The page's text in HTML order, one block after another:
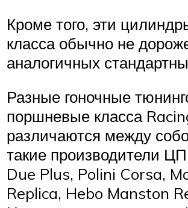
Кроме того, эти
класса обычно не
аналогичных
Разные гоночные
поршневые класса
различаются между
такие производители
Due Plus, Polini Corsa,
Replica, Hebo Manston